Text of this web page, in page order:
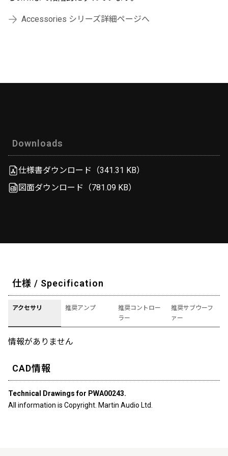
Accessories シリーズ詳細ページへ
Downloads
仕様書ダウンロード（341.31 KB）
図面ダウンロード（781.09 KB）
仕様 / Specification
アクセサリ 推奨アンプ
推奨コントロー
ラー
推奨サブウーフ
ァー
情報がありません
CAD情報
Technical Drawings for PWA00243.
All information is Copyright. Martin Audio Ltd.